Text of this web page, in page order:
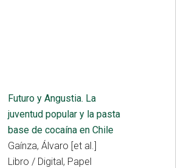
Futuro y Angustia. La
juventud popular y la pasta
base de cocaína en Chile
Gaínza, Álvaro [et al.]
Libro / Digital, Papel